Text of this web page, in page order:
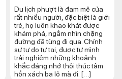
Du lịch phượt là đam mê của
rất nhiều người, đặc biệt là giới
trẻ, họ luôn khao khát được
khám phá, ngắm nhìn chặng
đường đã từng đi qua. Chính
sự tự do tự tại, được tự mình
trải nghiệm những khoảnh
khắc đáng nhớ thôi thúc tâm
hồn xách ba lô mà đi. […]